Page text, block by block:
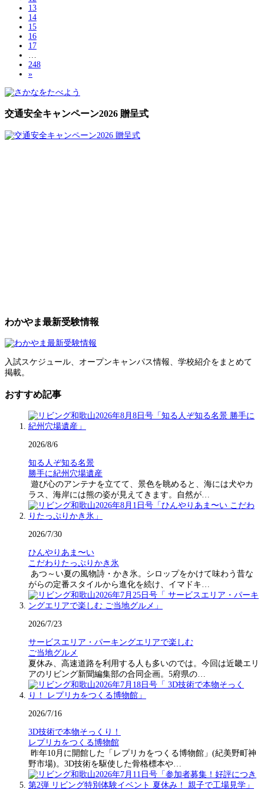
13
14
15
16
17
248
»
交通安全キャンペーン2026 贈呈式
わかやま最新受験情報
入試スケジュール、オープンキャンパス情報、学校紹介をまとめて
掲載。
おすすめ記事
2026/8/6
知る人ぞ知る名景
勝手に紀州穴場遺産
遊び心のアンテナを立てて、景色を眺めると、海には犬やカ
ラス、海岸には熊の姿が見えてきます。自然が…
2026/7/30
ひんやりあま〜い
こだわりたっぷりかき氷
あつ～い夏の風物詩・かき氷。シロップをかけて味わう昔な
がらの定番スタイルから進化を続け、イマドキ…
2026/7/23
サービスエリア・パーキングエリアで楽しむ
ご当地グルメ
夏休み、高速道路を利用する人も多いのでは。今回は近畿エリ
アのリビング新聞編集部の合同企画。5府県の…
2026/7/16
3D技術で本物そっくり！
レプリカをつくる博物館
昨年10月に開館した「レプリカをつくる博物館」(紀美野町神
野市場)。3D技術を駆使した骨格標本や…